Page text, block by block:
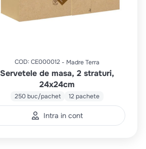
COD: CE000012 Madre Terra
Servetele de masa, 2 straturi,
24x24cm
250 buc/pachet 12 pachete
Intra in cont